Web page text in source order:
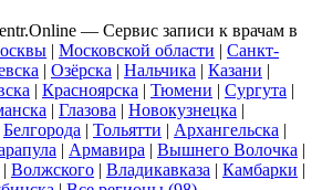
— Сервис записи к врачам в
| Московской области | Санкт-
| Озёрска | Нальчика | Казани |
| Красноярска | Тюмени | Сургута |
| Глазова | Новокузнецка |
Белгорода | Тольятти | Архангельска |
| Армавира | Вышнего Волочка |
| Волжского | Владикавказа | Камбарки |